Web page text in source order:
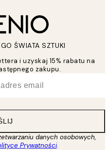
ŚWIATA SZTUKI
i uzyskaj 15% rabatu na
zakupu.
danych osobowych,
Prywatności.